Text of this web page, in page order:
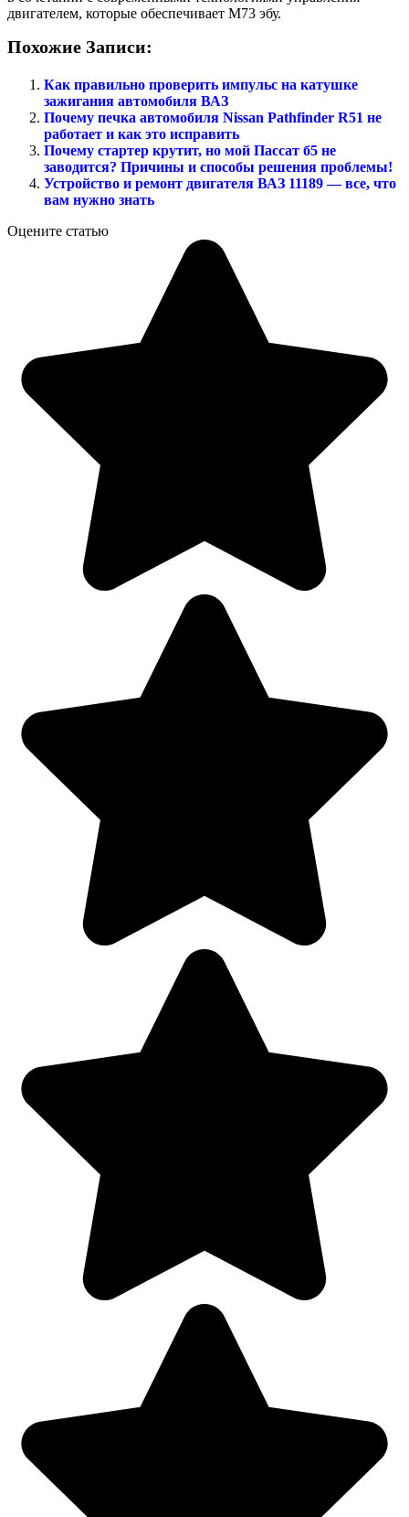
двигателем, которые обеспечивает М73 эбу.
Похожие Записи:
Как правильно проверить импульс на катушке
зажигания автомобиля ВАЗ
Почему печка автомобиля Nissan Pathfinder R51 не
работает и как это исправить
Почему стартер крутит, но мой Пассат б5 не
заводится? Причины и способы решения проблемы!
Устройство и ремонт двигателя ВАЗ 11189 — все, что
вам нужно знать
Оцените статью